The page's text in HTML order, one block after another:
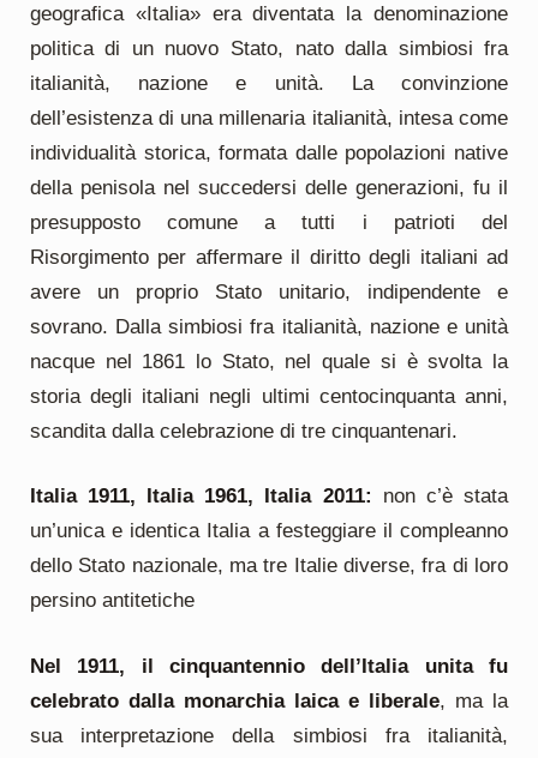
geografica «Italia» era diventata la denominazione
politica di un nuovo Stato, nato dalla simbiosi fra
italianità, nazione e unità. La convinzione
dell’esistenza di una millenaria italianità, intesa come
individualità storica, formata dalle popolazioni native
della penisola nel succedersi delle generazioni, fu il
presupposto comune a tutti i patrioti del
Risorgimento per affermare il diritto degli italiani ad
avere un proprio Stato unitario, indipendente e
sovrano. Dalla simbiosi fra italianità, nazione e unità
nacque nel 1861 lo Stato, nel quale si è svolta la
storia degli italiani negli ultimi centocinquanta anni,
scandita dalla celebrazione di tre cinquantenari.
Italia 1911, Italia 1961, Italia 2011: non c’è stata
un’unica e identica Italia a festeggiare il compleanno
dello Stato nazionale, ma tre Italie diverse, fra di loro
persino antitetiche
Nel 1911, il cinquantennio dell’Italia unita fu
celebrato dalla monarchia laica e liberale, ma la
sua interpretazione della simbiosi fra italianità,